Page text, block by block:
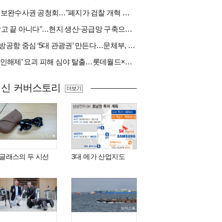
與 보완수사권 공청회…"폐지가 검찰 개혁 아냐" vs "보완수사권은 전면 재수사권"(종합)
"팔고 끝 아니다"…현지 생산·공급망 구축으로 글로벌 진입장벽 돌파[다시 나는 K방산②]
지방공항 중심 ‘5대 관광권’ 만든다…문체부, 수요조사 착수
‘봉인해제’ 요괴 피해 심야 탈출…롯데월드×당근
커버스토리
래스의 두 시선 3대 메가 산업지도
더보기